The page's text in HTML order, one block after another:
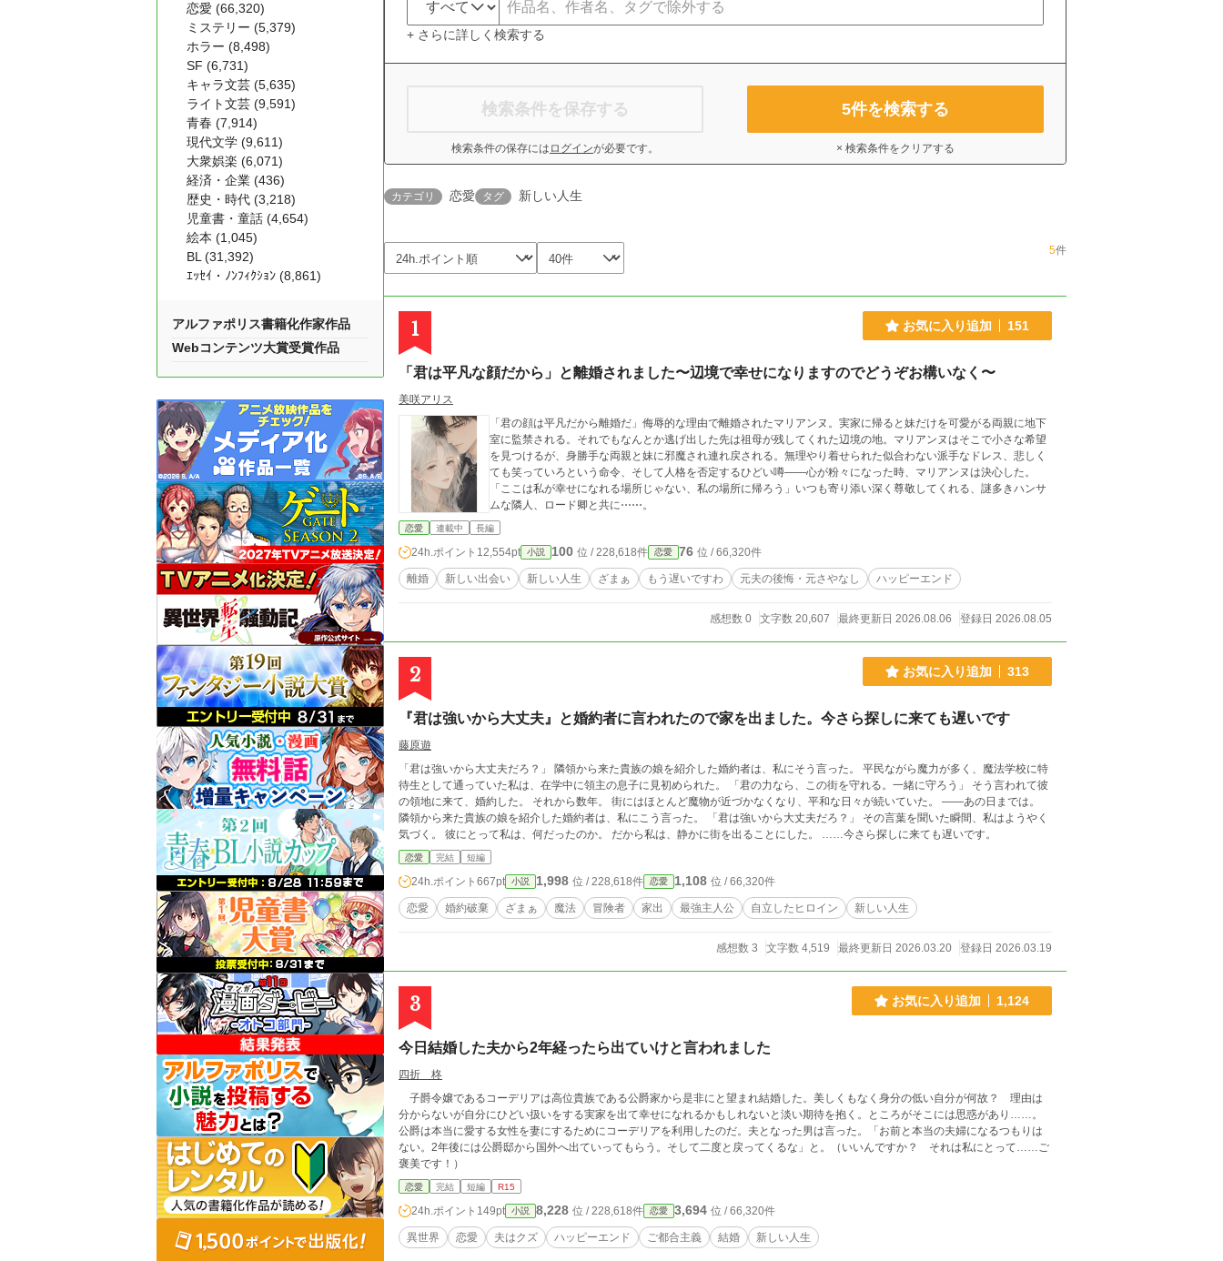
+ さらに詳しく検索する
検索条件を保存する
検索条件の保存には ログインが必要です。
5件を検索する
× 検索条件をクリアする
カテゴリ 恋愛 タグ 新しい人生
5件
1 お気に入り追加 151
「君は平凡な顔だから」と離婚されました〜辺境で幸せになりますのでどうぞお構いなく〜
美咲アリス
「君の顔は平凡だから離婚だ」侮辱的な理由で離婚されたマリアンヌ。実家に帰ると妹だけを可愛がる両親に地下
室に監禁される。それでもなんとか逃げ出した先は祖母が残してくれた辺境の地。マリアンヌはそこで小さな希望
を見つけるが、身勝手な両親と妹に邪魔され連れ戻される。無理やり着せられた似合わない派手なドレス、悲しく
ても笑っていろという命令、そして人格を否定するひどい噂——心が粉々になった時、マリアンヌは決心した。
「ここは私が幸せになれる場所じゃない、私の場所に帰ろう」いつも寄り添い深く尊敬してくれる、謎多きハンサ
ムな隣人、ロード卿と共に⋯⋯。
恋愛 連載中 長編
24h.ポイント 12,554pt 小説 100 位 / 228,618件 恋愛 76 位 / 66,320件
離婚 新しい出会い 新しい人生 ざまぁ もう遅いですわ 元夫の後悔・元さやなし ハッピーエンド
感想数 0 文字数 20,607 最終更新日 2026.08.06 登録日 2026.08.05
2 お気に入り追加 313
『君は強いから大丈夫』と婚約者に言われたので家を出ました。今さら探しに来ても遅いです
藤原遊
「君は強いから大丈夫だろ？」 隣領から来た貴族の娘を紹介した婚約者は、私にそう言った。 平民ながら魔力が多く、魔法学校に特
待生として通っていた私は、在学中に領主の息子に見初められた。 「君の力なら、この街を守れる。一緒に守ろう」 そう言われて彼
の領地に来て、婚約した。 それから数年。 街にはほとんど魔物が近づかなくなり、平和な日々が続いていた。 ――あの日までは。
隣領から来た貴族の娘を紹介した婚約者は、私にこう言った。 「君は強いから大丈夫だろ？」 その言葉を聞いた瞬間、私はようやく
気づく。 彼にとって私は、何だったのか。 だから私は、静かに街を出ることにした。 ……今さら探しに来ても遅いです。
恋愛 完結 短編
24h.ポイント 667pt 小説 1,998 位 / 228,618件 恋愛 1,108 位 / 66,320件
恋愛 婚約破棄 ざまぁ 魔法 冒険者 家出 最強主人公 自立したヒロイン 新しい人生
感想数 3 文字数 4,519 最終更新日 2026.03.20 登録日 2026.03.19
3 お気に入り追加 1,124
今日結婚した夫から2年経ったら出ていけと言われました
四折 柊
子爵令嬢であるコーデリアは高位貴族である公爵家から是非にと望まれ結婚した。美しくもなく身分の低い自分が何故？ 理由は
分からないが自分にひどい扱いをする実家を出て幸せになれるかもしれないと淡い期待を抱く。ところがそこには思惑があり……。
公爵は本当に愛する女性を妻にするためにコーデリアを利用したのだ。夫となった男は言った。「お前と本当の夫婦になるつもりは
ない。2年後には公爵邸から国外へ出ていってもらう。そして二度と戻ってくるな」と。（いいんですか？ それは私にとって……ご
褒美です！）
恋愛 完結 短編 R15
24h.ポイント 149pt 小説 8,228 位 / 228,618件 恋愛 3,694 位 / 66,320件
異世界 恋愛 夫はクズ ハッピーエンド ご都合主義 結婚 新しい人生
恋愛 (66,320)
ミステリー (5,379)
ホラー (8,498)
SF (6,731)
キャラ文芸 (5,635)
ライト文芸 (9,591)
青春 (7,914)
現代文学 (9,611)
大衆娯楽 (6,071)
経済・企業 (436)
歴史・時代 (3,218)
児童書・童話 (4,654)
絵本 (1,045)
BL (31,392)
ｴｯｾｲ・ﾉﾝﾌｨｸｼｮﾝ (8,861)
アルファポリス書籍化作家作品
Webコンテンツ大賞受賞作品